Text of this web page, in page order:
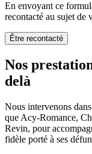
En envoyant ce
recontacté au sujet de
Être recontacté
Nos
delà
Nous intervenons
que Acy-Romance,
Revin, pour
fidèle porté à ses